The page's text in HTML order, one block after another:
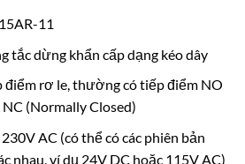
11
tắc dừng khẩn cấp dạng kéo dây
điểm rơ le, thường có tiếp điểm NO
(Normally Closed)
230V AC (có thể có các phiên bản
nhau, ví dụ 24V DC hoặc 115V AC)